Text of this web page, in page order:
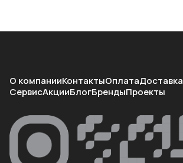
О компанииКонтактыОплатаДоставка
СервисАкцииБлогБрендыПроекты